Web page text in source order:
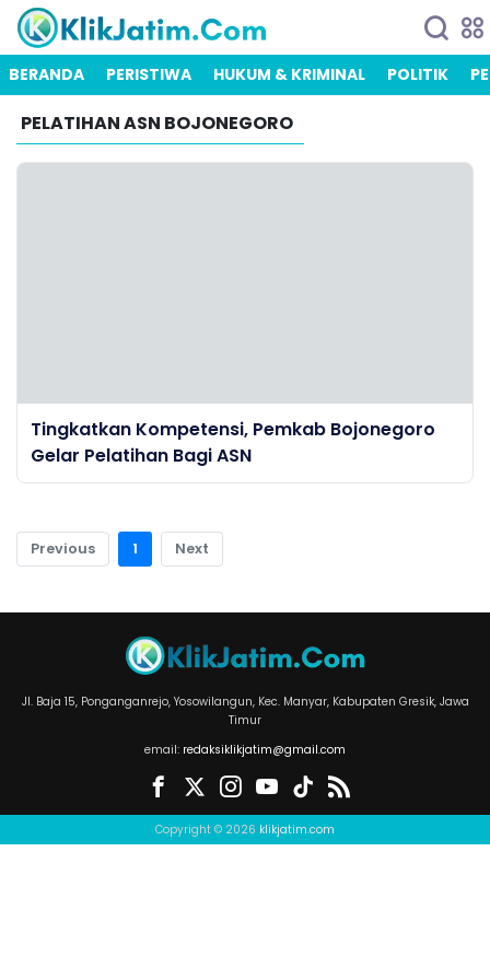
BERANDA PERISTIWA HUKUM & KRIMINAL POLITIK
PELATIHAN ASN BOJONEGORO
Tingkatkan Kompetensi, Pemkab Bojonegoro
Gelar Pelatihan Bagi ASN
Previous 1 Next
Jl. Baja 15, Ponganganrejo, Yosowilangun, Kec. Manyar, Kabupaten Gresik, Jawa
Timur
email: redaksiklikjatim@gmail.com
Copyright © 2026 klikjatim.com